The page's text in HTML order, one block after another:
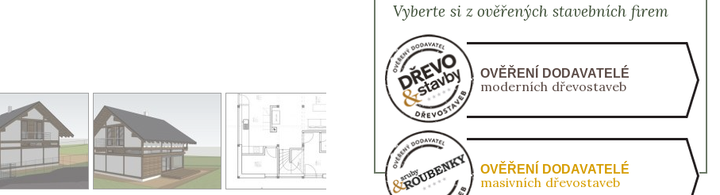
Vyberte si z ověřených stavebních firem
OVĚŘENÍ DODAVATELÉ
moderních dřevostaveb
OVĚŘENÍ DODAVATELÉ
masivních dřevostaveb